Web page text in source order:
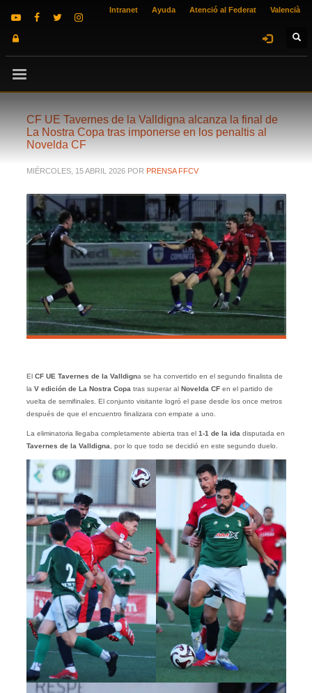
Intranet Ayuda Atenció al Federat Valencià
CF UE Tavernes de la Valldigna alcanza la final de
La Nostra Copa tras imponerse en los penaltis al
Novelda CF
MIÉRCOLES, 15 ABRIL 2026 POR PRENSA FFCV
El CF UE Tavernes de la Valldigna se ha convertido en el segundo finalista de
la V edición de La Nostra Copa tras superar al Novelda CFen el partido de
vuelta de semifinales. El conjunto visitante logró el pase desde los once metros
después de que el encuentro finalizara con empate a uno.
La eliminatoria llegaba completamente abierta tras el 1-1 de la ida disputada en
Tavernes de la Valldigna , por lo que todo se decidió en este segundo duelo.